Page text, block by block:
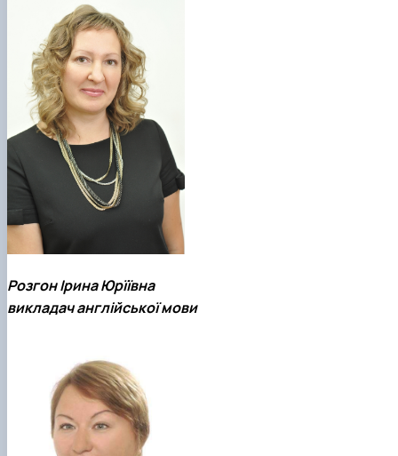
Розгон Ірина Юрїївна
викладач англійської мови